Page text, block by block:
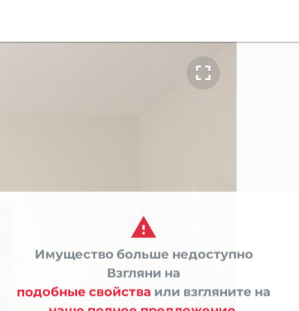



Имущество больше недоступно
Взгляни на
подобные свойства или взгляните на